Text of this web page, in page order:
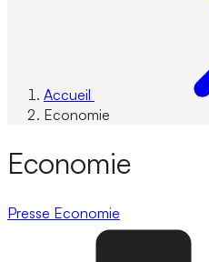
Accueil
Economie
Economie
Presse Economie